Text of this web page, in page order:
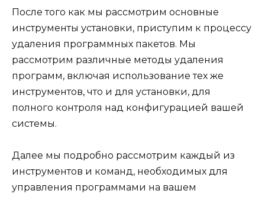
После того как мы рассмотрим основные
инструменты установки, приступим к процессу
удаления программных пакетов. Мы
рассмотрим различные методы удаления
программ, включая использование тех же
инструментов, что и для установки, для
полного контроля над конфигурацией вашей
системы.
Далее мы подробно рассмотрим каждый из
инструментов и команд, необходимых для
управления программами на вашем